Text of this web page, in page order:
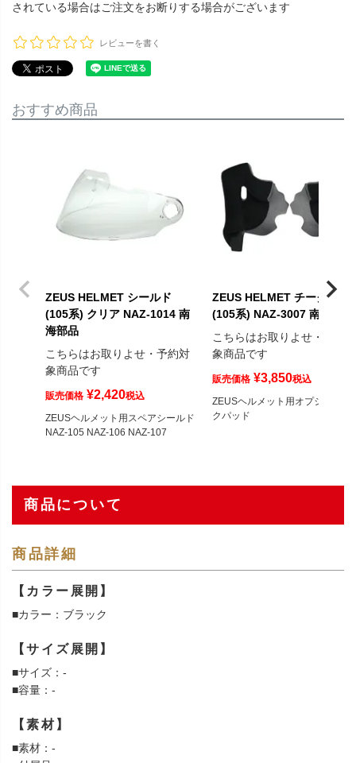
されている場合はご注文をお断りする場合がございます
レビューを書く
おすすめ商品
ZEUS HELMET シールド
(105系) クリア NAZ-1014 南
海部品
こちらはお取りよせ・予約対
象商品です
販売価格 ¥2,420税込
ZEUSヘルメット用スペアシールド
NAZ-105 NAZ-106 NAZ-107
ZEUS HELMET チークパッ
(105系) NAZ-3007 南海部品
こちらはお取りよせ・予約対
象商品です
販売価格 ¥3,850税込
ZEUSヘルメット用オプションチ
クパッド
商品について
商品詳細
【カラー展開】
■カラー：ブラック
【サイズ展開】
■サイズ：-
■容量：-
【素材】
■素材：-